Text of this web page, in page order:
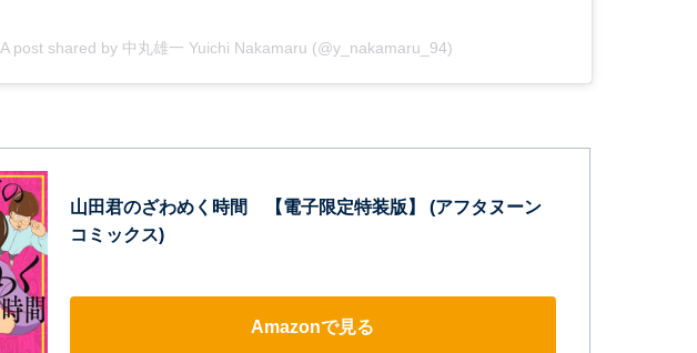
A post shared by 中丸雄一 Yuichi Nakamaru (@y_nakamaru_94)
山田君のざわめく時間 【電子限定特装版】 (アフタヌーン
コミックス)
Amazonで見る